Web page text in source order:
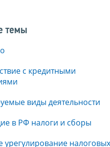
темы
с кредитными
виды деятельности
в РФ налоги и сборы
урегулирование налоговых